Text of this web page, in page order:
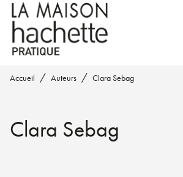
MENU RECHERCHE
PIED DE PAGE
Accueil / Auteurs / Clara Sebag
Clara Sebag